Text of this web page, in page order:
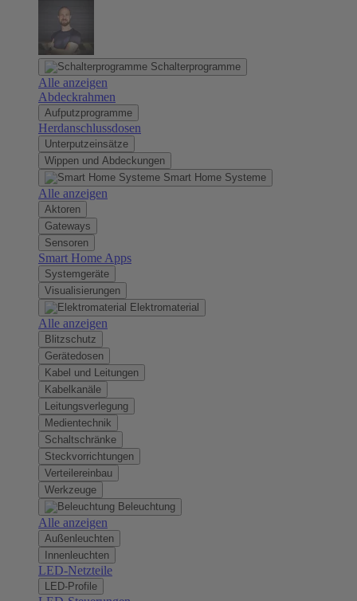
Schalterprogramme
Alle anzeigen
Abdeckrahmen
Aufputzprogramme
Herdanschlussdosen
Unterputzeinsätze
Wippen und Abdeckungen
Smart Home Systeme
Alle anzeigen
Aktoren
Gateways
Sensoren
Smart Home Apps
Systemgeräte
Visualisierungen
Elektromaterial
Alle anzeigen
Blitzschutz
Gerätedosen
Kabel und Leitungen
Kabelkanäle
Leitungsverlegung
Medientechnik
Schaltschränke
Steckvorrichtungen
Verteilereinbau
Werkzeuge
Beleuchtung
Alle anzeigen
Außenleuchten
Innenleuchten
LED-Netzteile
LED-Profile